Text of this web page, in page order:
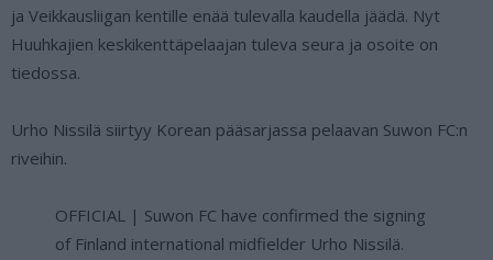
ja Veikkausliigan kentille enää tulevalla kaudella jäädä. Nyt
Huuhkajien keskikenttäpelaajan tuleva seura ja osoite on
tiedossa.
Urho Nissilä siirtyy Korean pääsarjassa pelaavan Suwon FC:n
riveihin.
OFFICIAL | Suwon FC have confirmed the signing
of Finland international midfielder Urho Nissilä.